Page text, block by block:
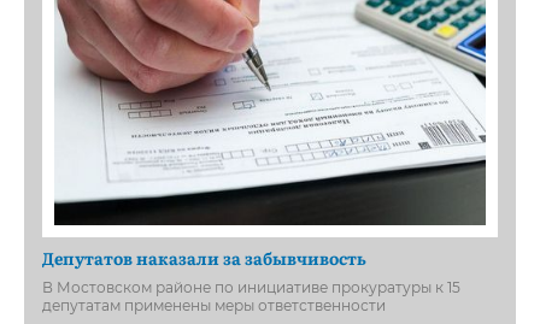
Депутатов наказали за забывчивость
В Мостовском районе по инициативе прокуратуры к 15
депутатам применены меры ответственности